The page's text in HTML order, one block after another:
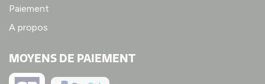
Paiement
A propos
MOYENS DE PAIEMENT